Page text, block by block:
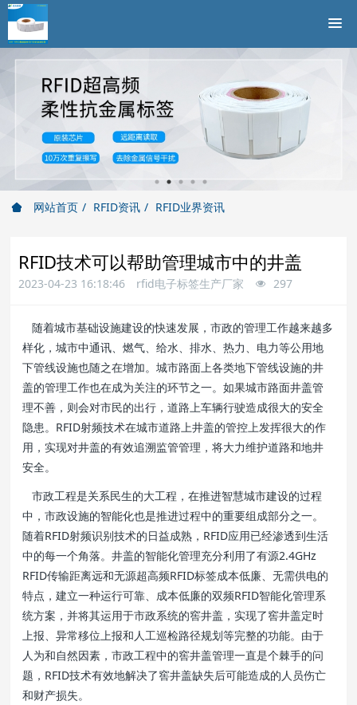
网站首页 RFID资讯 RFID业界资讯
RFID技术可以帮助管理城市中的井盖
2023-04-23 16:18:46 rfid电子标签生产厂家 297
随着城市基础设施建设的快速发展，市政的管理工作越来越多
样化，城市中通讯、燃气、给水、排水、热力、电力等公用地
下管线设施也随之在增加。城市路面上各类地下管线设施的井
盖的管理工作也在成为关注的环节之一。如果城市路面井盖管
理不善，则会对市民的出行，道路上车辆行驶造成很大的安全
隐患。RFID射频技术在城市道路上井盖的管控上发挥很大的作
用，实现对井盖的有效追溯监管管理，将大力维护道路和地井
安全。
市政工程是关系民生的大工程，在推进智慧城市建设的过程
中，市政设施的智能化也是推进过程中的重要组成部分之一。
随着RFID射频识别技术的日益成熟，RFID应用已经渗透到生活
中的每一个角落。井盖的智能化管理充分利用了有源2.4GHz
RFID传输距离远和无源超高频RFID标签成本低廉、无需供电的
特点，建立一种运行可靠、成本低廉的双频RFID智能化管理系
统方案，并将其运用于市政系统的窖井盖，实现了窖井盖定时
上报、异常移位上报和人工巡检路径规划等完整的功能。由于
人为和自然因素，市政工程中的窖井盖管理一直是个棘手的问
题，RFID技术有效地解决了窖井盖缺失后可能造成的人员伤亡
和财产损失。